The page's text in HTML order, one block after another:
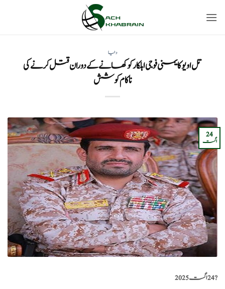
دنیا
تل اویو کا یمنی فوجی اہلکار کو کھانے کے دوران قتل کرنے کی
ناکام کوشش
24
اگست
?️24 اگست 2025